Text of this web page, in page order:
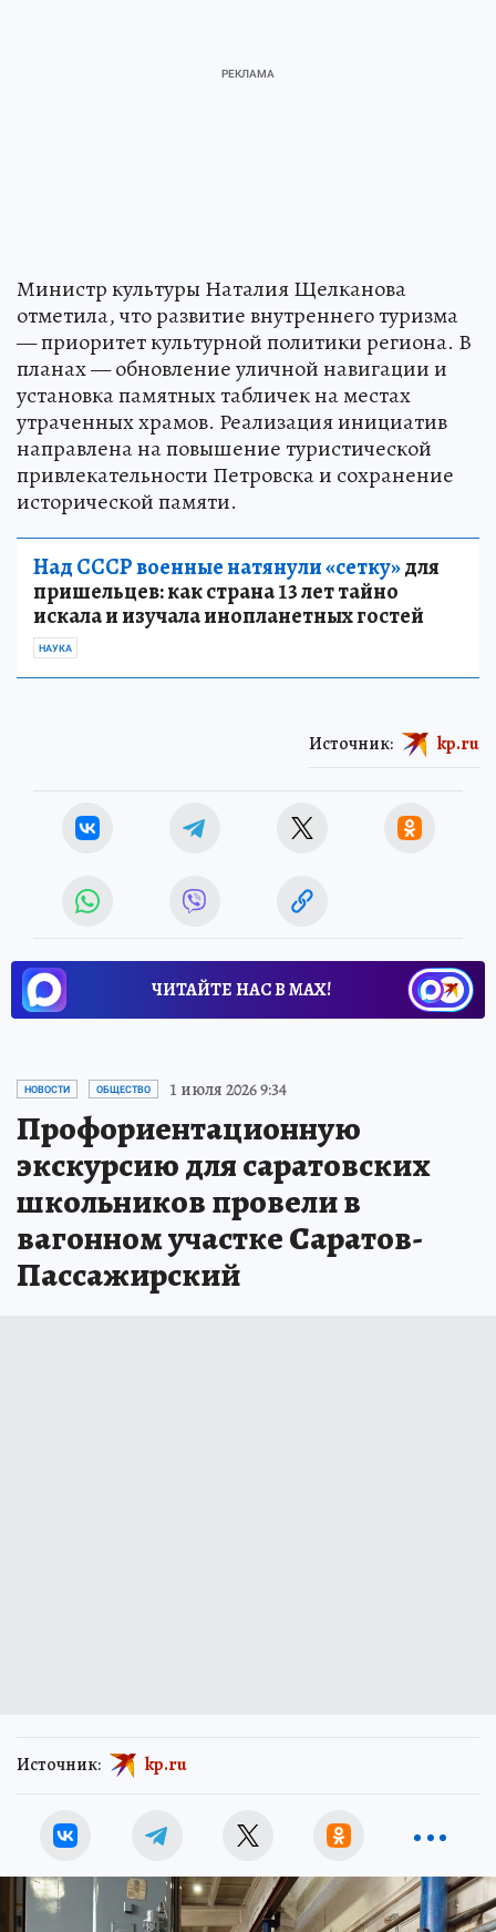
Министр культуры Наталия Щелканова
отметила, что развитие внутреннего туризма
— приоритет культурной политики региона. В
планах — обновление уличной навигации и
установка памятных табличек на местах
утраченных храмов. Реализация инициатив
направлена на повышение туристической
привлекательности Петровска и сохранение
исторической памяти.
Над СССР военные натянули «сетку»для
пришельцев: как страна 13 лет тайно
искала и изучала инопланетных гостей
НАУКА
Источник: kp.ru
ЧИТАЙТЕ НАС В МАХ!
НОВОСТИ ОБЩЕСТВО 1 июля 2026 9:34
Профориентационную
экскурсию для саратовских
школьников провели в
вагонном участке Саратов-
Пассажирский
Источник: kp.ru